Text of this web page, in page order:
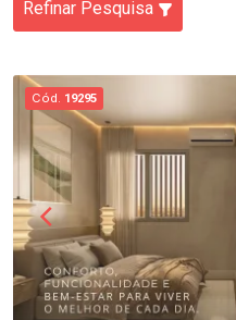
Refinar Pesquisa
Cód. 19295